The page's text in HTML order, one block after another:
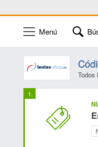
Menú
Todos